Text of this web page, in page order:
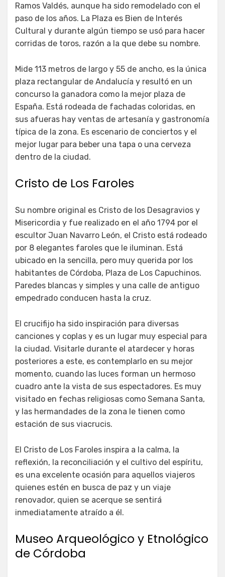
Ramos Valdés, aunque ha sido remodelado con el
paso de los años. La Plaza es Bien de Interés
Cultural y durante algún tiempo se usó para hacer
corridas de toros, razón a la que debe su nombre.
Mide 113 metros de largo y 55 de ancho, es la única
plaza rectangular de Andalucía y resultó en un
concurso la ganadora como la mejor plaza de
España. Está rodeada de fachadas coloridas, en
sus afueras hay ventas de artesanía y gastronomía
típica de la zona. Es escenario de conciertos y el
mejor lugar para beber una tapa o una cerveza
dentro de la ciudad.
Cristo de Los Faroles
Su nombre original es Cristo de los Desagravios y
Misericordia y fue realizado en el año 1794 por el
escultor Juan Navarro León, el Cristo está rodeado
por 8 elegantes faroles que le iluminan. Está
ubicado en la sencilla, pero muy querida por los
habitantes de Córdoba, Plaza de Los Capuchinos.
Paredes blancas y simples y una calle de antiguo
empedrado conducen hasta la cruz.
El crucifijo ha sido inspiración para diversas
canciones y coplas y es un lugar muy especial para
la ciudad. Visitarle durante el atardecer y horas
posteriores a este, es contemplarlo en su mejor
momento, cuando las luces forman un hermoso
cuadro ante la vista de sus espectadores. Es muy
visitado en fechas religiosas como Semana Santa,
y las hermandades de la zona le tienen como
estación de sus viacrucis.
El Cristo de Los Faroles inspira a la calma, la
reflexión, la reconciliación y el cultivo del espíritu,
es una excelente ocasión para aquellos viajeros
quienes estén en busca de paz y un viaje
renovador, quien se acerque se sentirá
inmediatamente atraído a él.
Museo Arqueológico y Etnológico
de Córdoba